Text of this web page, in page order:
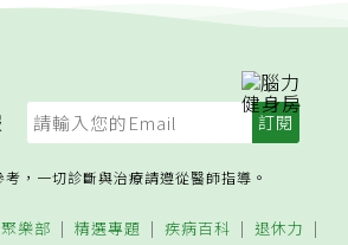
，一切診斷與治療請遵從醫師指導。
樂部 精選專題 疾病百科 退休力